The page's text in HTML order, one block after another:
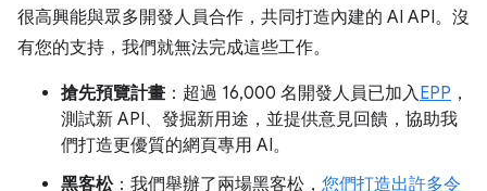
很高興能與眾多開發人員合作，共同打造內建的 AI API。沒
有您的支持，我們就無法完成這些工作。
搶先預覽計畫 ：超過 16,000 名開發人員已加入EPP ，
測試新 API、發掘新用途，並提供意見回饋，協助我
們打造更優質的網頁專用 AI。
黑客松：我們舉辦了兩場黑客松， 您們打造出許多令